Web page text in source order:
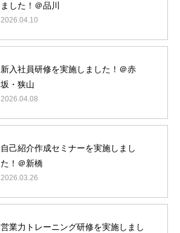
ました！＠品川
2026.04.10
新入社員研修を実施しました！＠赤
坂・狭山
2026.04.08
自己紹介作成セミナーを実施しまし
た！＠新橋
2026.03.26
営業力トレーニング研修を実施しまし